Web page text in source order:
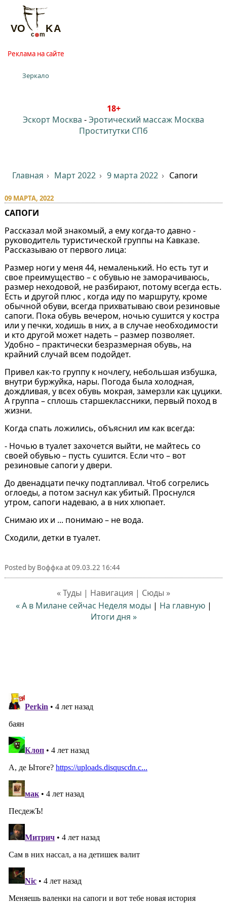
Реклама на сайте
Зеркало
18+
Эскорт Москва -Эротический массаж Москва
Проститутки СПб
Главная Март 2022 9 марта 2022 Сапоги
09 МАРТА, 2022
САПОГИ
Рассказал мой знакомый, а ему когда-то давно -
руководитель туристической группы на Кавказе.
Рассказываю от первого лица:
Размер ноги у меня 44, немаленький. Но есть тут и
свое преимущество – с обувью не заморачиваюсь,
размер неходовой, не разбирают, потому всегда есть.
Есть и другой плюс , когда иду по маршруту, кроме
обычной обуви, всегда прихватываю свои резиновые
сапоги. Пока обувь вечером, ночью сушится у костра
или у печки, ходишь в них, а в случае необходимости
и кто другой может надеть – размер позволяет.
Удобно – практически безразмерная обувь, на
крайний случай всем подойдет.
Привел как-то группу к ночлегу, небольшая избушка,
внутри буржуйка, нары. Погода была холодная,
дождливая, у всех обувь мокрая, замерзли как цуцики.
А группа – сплошь старшеклассники, первый поход в
жизни.
Когда спать ложились, объяснил им как всегда:
- Ночью в туалет захочется выйти, не майтесь со
своей обувью – пусть сушится. Если что – вот
резиновые сапоги у двери.
До двенадцати печку подтапливал. Чтоб согрелись
оглоеды, а потом заснул как убитый. Проснулся
утром, сапоги надеваю, а в них хлюпает.
Снимаю их и ... понимаю – не вода.
Сходили, детки в туалет.
Posted by Воффкаat09.03.22 16:44
« Туды | Навигация | Сюды »
« А в Милане сейчас Неделя моды | На главную|
Итоги дня »